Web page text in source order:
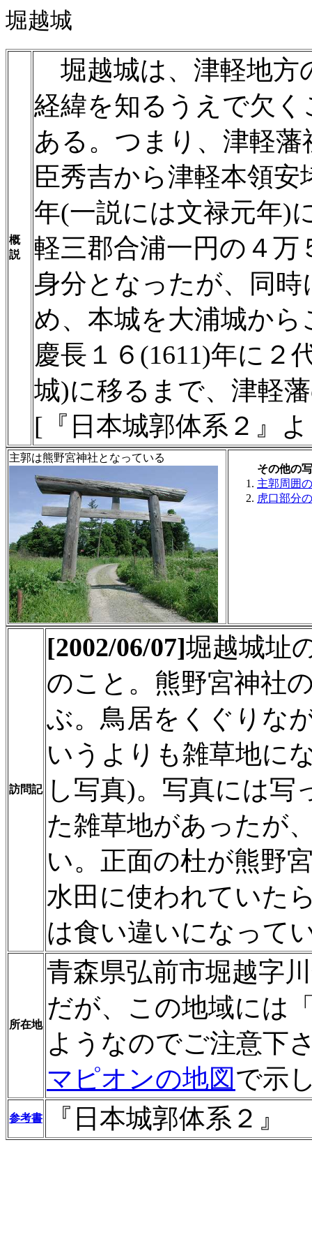
堀越城
概
説
堀越城は、津軽地方
経緯を知るうえで欠
ある。つまり、津軽藩
臣秀吉から津軽本領
年(一説には文禄元年)
軽三郡合浦一円の４
身分となったが、同
め、本城を大浦城か
慶長１６(1611)年に２
城)に移るまで、津軽
[『日本城郭体系２』
主郭は熊野宮神社となっている
その他の
主郭周囲
虎口部分
訪問記
[2002/06/07]堀越城址
のこと。熊野宮神社
ぶ。鳥居をくぐりな
いうよりも雑草地に
し写真)。写真には
た雑草地があったが
い。正面の杜が熊野
水田に使われていた
は食い違いになって
所在地
青森県弘前市堀越字
だが、この地域には
ようなのでご注意下
マピオンの地図で示
参考書 『日本城郭体系２』